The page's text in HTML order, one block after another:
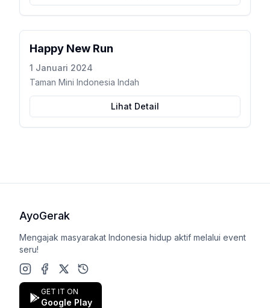
Happy New Run
1 Januari 2024
Taman Mini Indonesia Indah
Lihat Detail
AyoGerak
Mengajak masyarakat Indonesia hidup aktif melalui event
seru!
Instagram
Facebook
X (Twitter)
Google Play Store
GET IT ON
Google Play